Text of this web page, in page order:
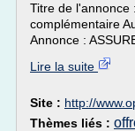
Titre de l'annonce
complémentaire
Annonce :
Lire la suite
Site : http://
Thèmes liés :